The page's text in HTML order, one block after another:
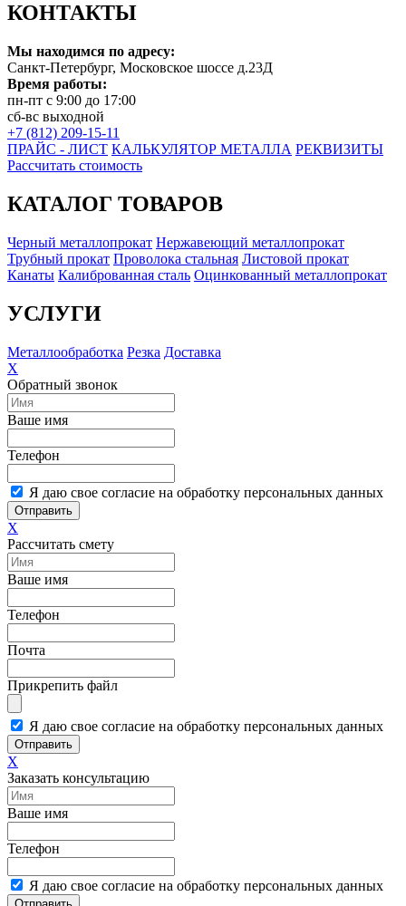
КОНТАКТЫ
Мы находимся по адресу:
Санкт-Петербург, Московское шоссе д.23Д
Время работы:
пн-пт с 9:00 до 17:00
сб-вс выходной
+7 (812) 209-15-11
ПРАЙС - ЛИСТ КАЛЬКУЛЯТОР МЕТАЛЛА РЕКВИЗИТЫ
Рассчитать стоимость
КАТАЛОГ ТОВАРОВ
Черный металлопрокат Нержавеющий металлопрокат
Трубный прокат Проволока стальная Листовой прокат
Канаты Калиброванная сталь Оцинкованный металлопрокат
УСЛУГИ
Металлообработка Резка Доставка
X
Обратный звонок
Ваше имя
Телефон
Я даю свое согласие на обработку персональных данных
Отправить
X
Рассчитать смету
Ваше имя
Телефон
Почта
Прикрепить файл
Я даю свое согласие на обработку персональных данных
Отправить
X
Заказать консультацию
Ваше имя
Телефон
Я даю свое согласие на обработку персональных данных